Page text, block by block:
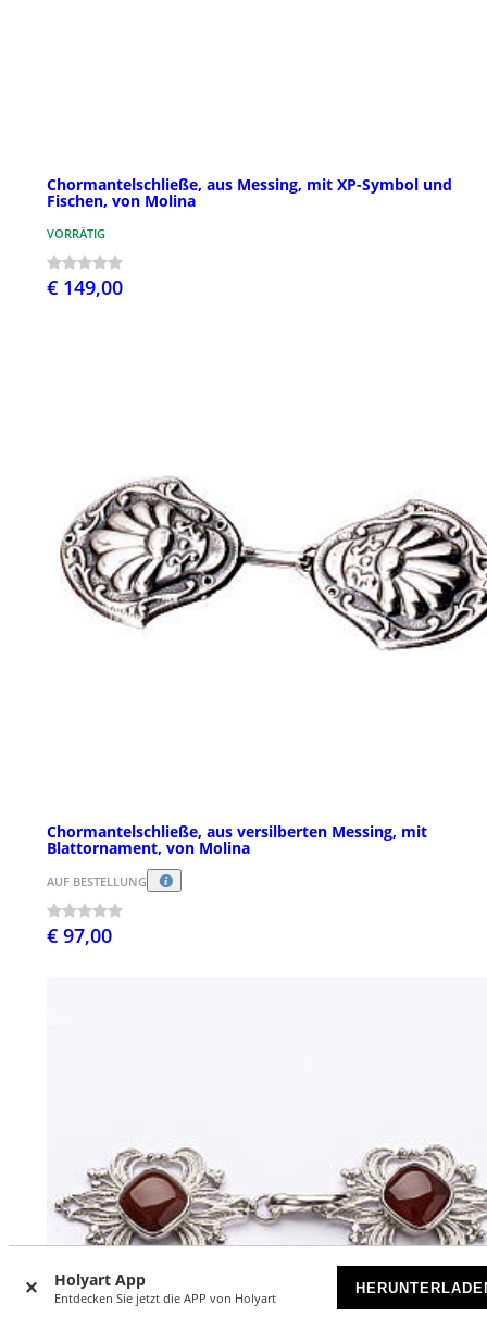
Holyart App
Entdecken Sie jetzt die APP von Holyart
Chormantelschließe, aus Messing, mit XP-Symbol und
Fischen, von Molina
VORRÄTIG
€ 149,00
Chormantelschließe, aus versilberten Messing, mit
Blattornament, von Molina
AUF BESTELLUNG
€ 97,00